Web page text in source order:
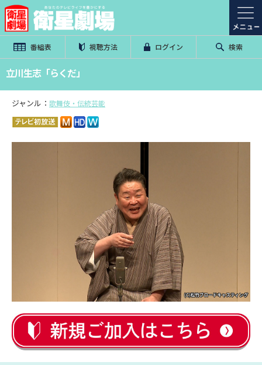
番組表 視聴方法 ログイン 検索
立川生志「らくだ」
ジャンル： 歌舞伎・伝統芸能